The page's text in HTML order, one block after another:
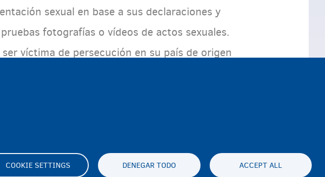
sexual en base a sus declaraciones y
fotografías o vídeos de actos sexuales.
víctima de persecución en su país de origen
COOKIE SETTINGS DENEGAR TODO ACCEPT ALL